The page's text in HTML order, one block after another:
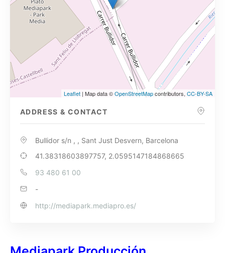
Leaflet | Map data ©OpenStreetMapcontributors, CC-BY-SA
ADDRESS & CONTACT
Bullidor s/n , , Sant Just Desvern, Barcelona
41.38318603897757, 2.0595147184868665
93 480 61 00
-
http://mediapark.mediapro.es/